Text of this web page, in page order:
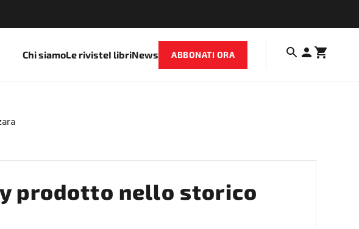
Chi siamoLe rivisteI libriNews ABBONATI ORA
prodotto nello storico